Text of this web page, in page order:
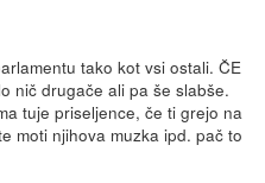
tako kot vsi ostali. ČE
nič drugače ali pa še slabše.
tuje priseljence, če ti grejo na
moti njihova muzka ipd. pač to